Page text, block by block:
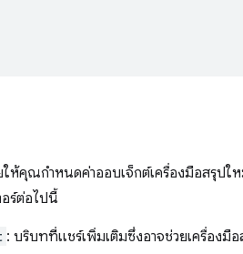
ให้คุณกำหนดค่าออบเจ็กต์เครื่องมือสรุปใ
ร์ต่อไปนี้
: บริบทที่แชร์เพิ่มเติมซึ่งอาจช่วยเครื่องมือ